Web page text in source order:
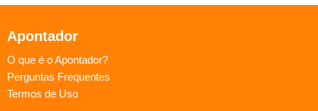
Apontador
O que é o Apontador?
Perguntas Frequentes
Termos de Uso